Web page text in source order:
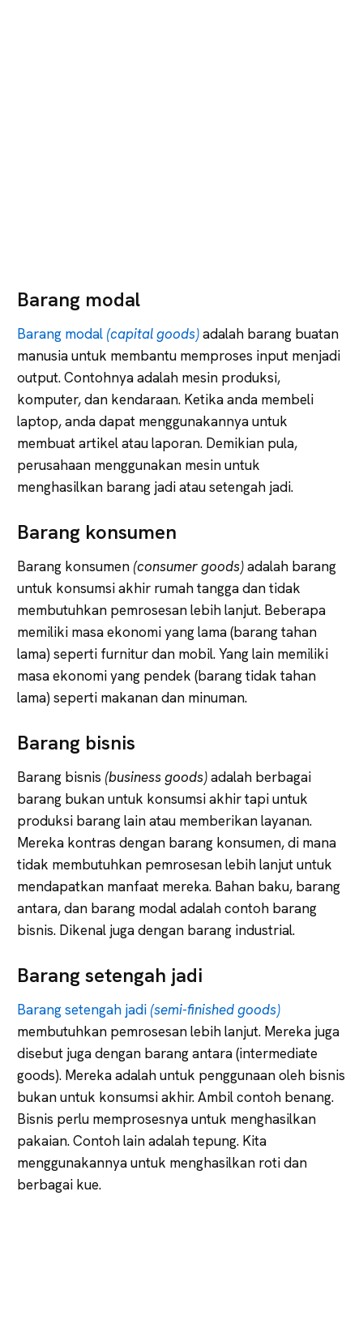
Barang modal
Barang modal (capital goods)adalah barang buatan
manusia untuk membantu memproses input menjadi
output. Contohnya adalah mesin produksi,
komputer, dan kendaraan. Ketika anda membeli
laptop, anda dapat menggunakannya untuk
membuat artikel atau laporan. Demikian pula,
perusahaan menggunakan mesin untuk
menghasilkan barang jadi atau setengah jadi.
Barang konsumen
Barang konsumen (consumer goods)adalah barang
untuk konsumsi akhir rumah tangga dan tidak
membutuhkan pemrosesan lebih lanjut. Beberapa
memiliki masa ekonomi yang lama (barang tahan
lama) seperti furnitur dan mobil. Yang lain memiliki
masa ekonomi yang pendek (barang tidak tahan
lama) seperti makanan dan minuman.
Barang bisnis
Barang bisnis (business goods)adalah berbagai
barang bukan untuk konsumsi akhir tapi untuk
produksi barang lain atau memberikan layanan.
Mereka kontras dengan barang konsumen, di mana
tidak membutuhkan pemrosesan lebih lanjut untuk
mendapatkan manfaat mereka. Bahan baku, barang
antara, dan barang modal adalah contoh barang
bisnis. Dikenal juga dengan barang industrial.
Barang setengah jadi
Barang setengah jadi (semi-finished goods)
membutuhkan pemrosesan lebih lanjut. Mereka juga
disebut juga dengan barang antara (intermediate
goods). Mereka adalah untuk penggunaan oleh bisnis
bukan untuk konsumsi akhir. Ambil contoh benang.
Bisnis perlu memprosesnya untuk menghasilkan
pakaian. Contoh lain adalah tepung. Kita
menggunakannya untuk menghasilkan roti dan
berbagai kue.